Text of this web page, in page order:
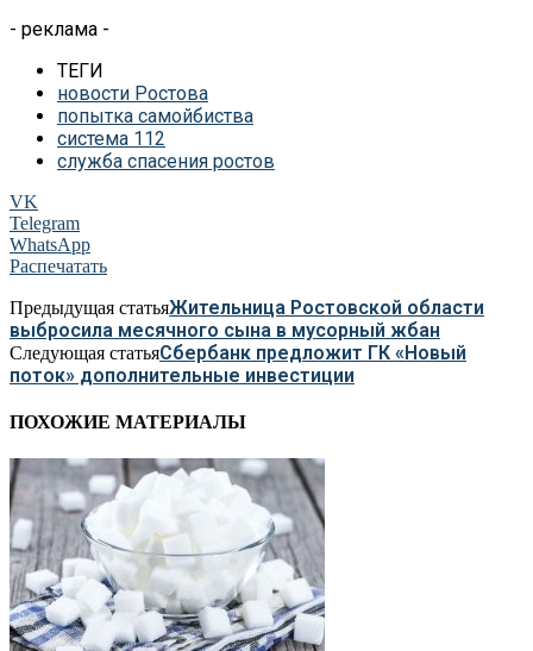
- реклама -
ТЕГИ
новости Ростова
попытка самойбиства
система 112
служба спасения ростов
VK
Telegram
WhatsApp
Распечатать
Предыдущая статьяЖительница Ростовской области
выбросила месячного сына в мусорный жбан
Следующая статьяСбербанк предложит ГК «Новый
поток» дополнительные инвестиции
ПОХОЖИЕ МАТЕРИАЛЫ